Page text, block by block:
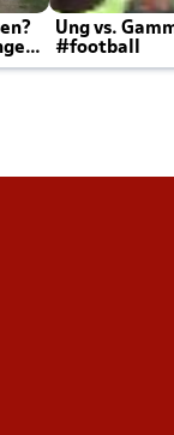
Ung vs.
#football